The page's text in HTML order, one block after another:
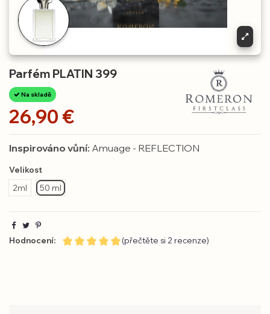
Parfém PLATIN 399
Na skladě
26,90 €
Inspirováno vůní: Amuage - REFLECTION
Velikost
2ml
50 ml
Hodnocení: (přečtěte si 2 recenze)